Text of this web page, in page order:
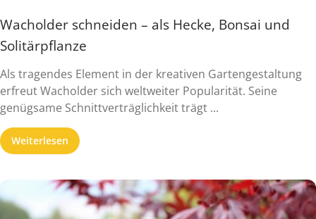
Wacholder schneiden – als Hecke, Bonsai und
Solitärpflanze
Als tragendes Element in der kreativen Gartengestaltung
erfreut Wacholder sich weltweiter Popularität. Seine
genügsame Schnittverträglichkeit trägt ...
Weiterlesen